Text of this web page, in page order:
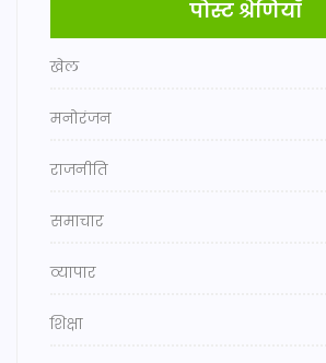
पोस्ट श्रेणियाँ
खेल
मनोरंजन
राजनीति
समाचार
व्यापार
शिक्षा